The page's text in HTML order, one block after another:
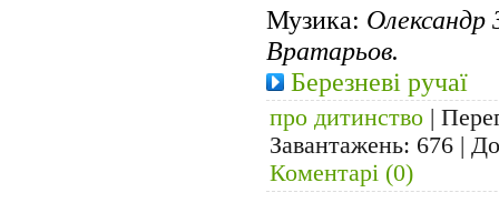
Музика: Олександр
Вратарьов.
Березневі ручаї
про дитинство |
Завантажень: 676 |
Коментарі (0)